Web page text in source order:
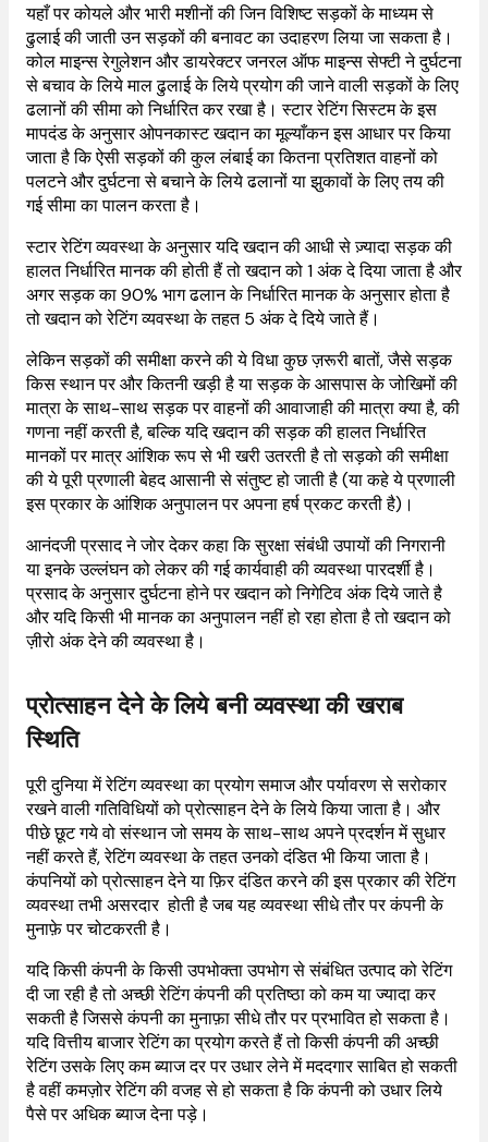
यहाँ पर कोयले और भारी मशीनों की जिन विशिष्ट सड़कों के माध्यम से
ढुलाई की जाती उन सड़कों की बनावट का उदाहरण लिया जा सकता है।
कोल माइन्स रेगुलेशन और डायरेक्टर जनरल ऑफ माइन्स सेफ्टी ने दुर्घटना
से बचाव के लिये माल ढुलाई के लिये प्रयोग की जाने वाली सड़कों के लिए
ढलानों की सीमा को निर्धारित कर रखा है। स्टार रेटिंग सिस्टम के इस
मापदंड के अनुसार ओपनकास्ट खदान का मूल्याँकन इस आधार पर किया
जाता है कि ऐसी सड़कों की कुल लंबाई का कितना प्रतिशत वाहनों को
पलटने और दुर्घटना से बचाने के लिये ढलानों या झुकावों के लिए तय की
गई सीमा का पालन करता है।
स्टार रेटिंग व्यवस्था के अनुसार यदि खदान की आधी से ज़्यादा सड़क की
हालत निर्धारित मानक की होती हैं तो खदान को 1 अंक दे दिया जाता है और
अगर सड़क का 90% भाग ढलान के निर्धारित मानक के अनुसार होता है
तो खदान को रेटिंग व्यवस्था के तहत 5 अंक दे दिये जाते हैं।
लेकिन सड़कों की समीक्षा करने की ये विधा कुछ ज़रूरी बातों, जैसे सड़क
किस स्थान पर और कितनी खड़ी है या सड़क के आसपास के जोखिमों की
मात्रा के साथ-साथ सड़क पर वाहनों की आवाजाही की मात्रा क्या है, की
गणना नहीं करती है, बल्कि यदि खदान की सड़क की हालत निर्धारित
मानकों पर मात्र आंशिक रूप से भी खरी उतरती है तो सड़को की समीक्षा
की ये पूरी प्रणाली बेहद आसानी से संतुष्ट हो जाती है (या कहे ये प्रणाली
इस प्रकार के आंशिक अनुपालन पर अपना हर्ष प्रकट करती है)।
आनंदजी प्रसाद ने जोर देकर कहा कि सुरक्षा संबंधी उपायों की निगरानी
या इनके उल्लंघन को लेकर की गई कार्यवाही की व्यवस्था पारदर्शी है।
प्रसाद के अनुसार दुर्घटना होने पर खदान को निगेटिव अंक दिये जाते है
और यदि किसी भी मानक का अनुपालन नहीं हो रहा होता है तो खदान को
ज़ीरो अंक देने की व्यवस्था है।
प्रोत्साहन देने के लिये बनी व्यवस्था की खराब
स्थिति
पूरी दुनिया में रेटिंग व्यवस्था का प्रयोग समाज और पर्यावरण से सरोकार
रखने वाली गतिविधियों को प्रोत्साहन देने के लिये किया जाता है। और
पीछे छूट गये वो संस्थान जो समय के साथ-साथ अपने प्रदर्शन में सुधार
नहीं करते हैं, रेटिंग व्यवस्था के तहत उनको दंडित भी किया जाता है।
कंपनियों को प्रोत्साहन देने या फ़िर दंडित करने की इस प्रकार की रेटिंग
व्यवस्था तभी असरदार होती है जब यह व्यवस्था सीधे तौर पर कंपनी के
मुनाफ़े पर चोटकरती है।
यदि किसी कंपनी के किसी उपभोक्ता उपभोग से संबंधित उत्पाद को रेटिंग
दी जा रही है तो अच्छी रेटिंग कंपनी की प्रतिष्ठा को कम या ज्यादा कर
सकती है जिससे कंपनी का मुनाफ़ा सीधे तौर पर प्रभावित हो सकता है।
यदि वित्तीय बाजार रेटिंग का प्रयोग करते हैं तो किसी कंपनी की अच्छी
रेटिंग उसके लिए कम ब्याज दर पर उधार लेने में मददगार साबित हो सकती
है वहीं कमज़ोर रेटिंग की वजह से हो सकता है कि कंपनी को उधार लिये
पैसे पर अधिक ब्याज देना पड़े।